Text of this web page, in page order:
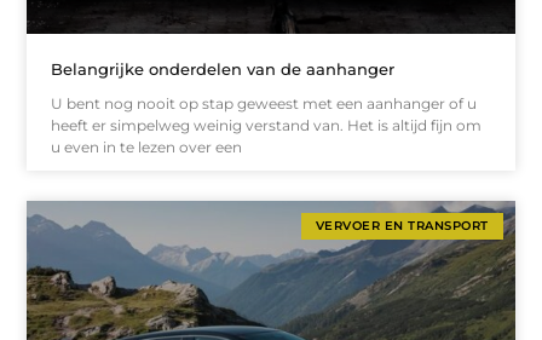
Belangrijke onderdelen van de aanhanger
U bent nog nooit op stap geweest met een aanhanger of u
heeft er simpelweg weinig verstand van. Het is altijd fijn om
u even in te lezen over een
VERVOER EN TRANSPORT